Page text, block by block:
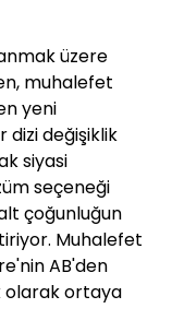
üzere
muhalefet
yeni
dizi değişiklik
siyasi
seçeneği
çoğunluğun
Muhalefet
AB'den
olarak ortaya